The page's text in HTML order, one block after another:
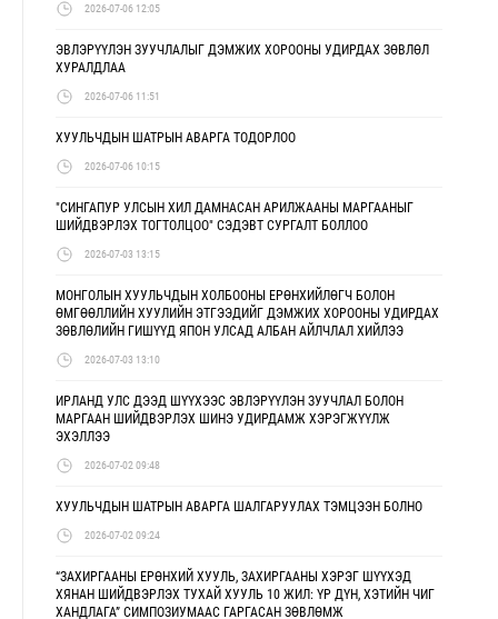
2026-07-06 12:05
ЭВЛЭРҮҮЛЭН ЗУУЧЛАЛЫГ ДЭМЖИХ ХОРООНЫ УДИРДАХ ЗӨВЛӨЛ
ХУРАЛДЛАА
2026-07-06 11:51
ХУУЛЬЧДЫН ШАТРЫН АВАРГА ТОДОРЛОО
2026-07-06 10:15
"СИНГАПУР УЛСЫН ХИЛ ДАМНАСАН АРИЛЖААНЫ МАРГААНЫГ
ШИЙДВЭРЛЭХ ТОГТОЛЦОО" СЭДЭВТ СУРГАЛТ БОЛЛОО
2026-07-03 13:15
МОНГОЛЫН ХУУЛЬЧДЫН ХОЛБООНЫ ЕРӨНХИЙЛӨГЧ БОЛОН
ӨМГӨӨЛЛИЙН ХУУЛИЙН ЭТГЭЭДИЙГ ДЭМЖИХ ХОРООНЫ УДИРДАХ
ЗӨВЛӨЛИЙН ГИШҮҮД ЯПОН УЛСАД АЛБАН АЙЛЧЛАЛ ХИЙЛЭЭ
2026-07-03 13:10
ИРЛАНД УЛС ДЭЭД ШҮҮХЭЭС ЭВЛЭРҮҮЛЭН ЗУУЧЛАЛ БОЛОН
МАРГААН ШИЙДВЭРЛЭХ ШИНЭ УДИРДАМЖ ХЭРЭГЖҮҮЛЖ
ЭХЭЛЛЭЭ
2026-07-02 09:48
ХУУЛЬЧДЫН ШАТРЫН АВАРГА ШАЛГАРУУЛАХ ТЭМЦЭЭН БОЛНО
2026-07-02 09:24
“ЗАХИРГААНЫ ЕРӨНХИЙ ХУУЛЬ, ЗАХИРГААНЫ ХЭРЭГ ШҮҮХЭД
ХЯНАН ШИЙДВЭРЛЭХ ТУХАЙ ХУУЛЬ 10 ЖИЛ: ҮР ДҮН, ХЭТИЙН ЧИГ
ХАНДЛАГА” СИМПОЗИУМААС ГАРГАСАН ЗӨВЛӨМЖ